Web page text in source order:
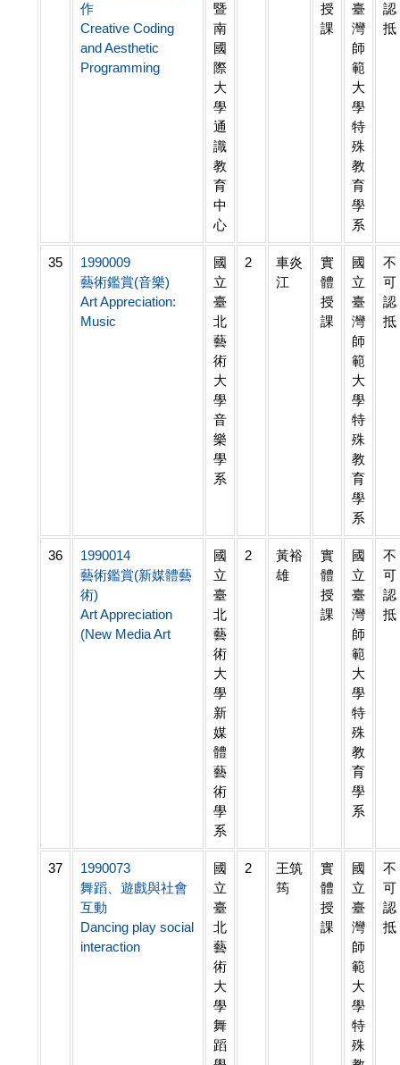
作
Creative Coding
and Aesthetic
Programming
暨
南
國
際
大
學
通
識
教
育
中
心
授
課
臺
灣
師
範
大
學
特
殊
教
育
學
系
認
抵
35
1990009
藝術鑑賞(音樂)
Art Appreciation:
Music
國
立
臺
北
藝
術
大
學
音
樂
學
系
2
車炎
江
實
體
授
課
國
立
臺
灣
師
範
大
學
特
殊
教
育
學
系
不
可
認
抵
36
1990014
藝術鑑賞(新媒體藝
術)
Art Appreciation
(New Media Art
國
立
臺
北
藝
術
大
學
新
媒
體
藝
術
學
系
2
黃裕
雄
實
體
授
課
國
立
臺
灣
師
範
大
學
特
殊
教
育
學
系
不
可
認
抵
37
1990073
舞蹈、遊戲與社會
互動
Dancing play social
interaction
國
立
臺
北
藝
術
大
學
舞
蹈
2
王筑
筠
實
體
授
課
國
立
臺
灣
師
範
大
學
特
殊
不
可
認
抵